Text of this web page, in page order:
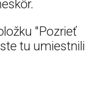
"Pozrieť
tu umiestnili